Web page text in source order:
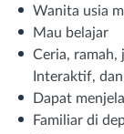
Wanita usia
Mau belajar
Ceria, ramah,
Interaktif,
Dapat
Familiar di